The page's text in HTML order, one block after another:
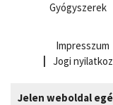
Gyógyszerek
Impresszum
Jogi
Jelen weboldal